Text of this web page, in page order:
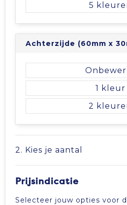
Rugzakken
Sporttassen
Strandtassen
Tablettassen
5
Achterzijde (60mm x
1
2
2. Kies je aantal
Prijsindicatie
Selecteer jouw opties voor